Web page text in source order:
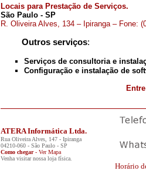
Locais para Prestação de Serviços.
São Paulo - SP
R. Oliveira Alves, 134 – Ipiranga – Fone:
Outros serviços:
Serviços de consultoria e
Configuração e instalação de
ATERA Informática Ltda.
Rua Oliveira Alves, 147 - Ipiranga
04210-060 - São Paulo - SP
Como chegar- Ver Mapa
Venha visitar nossa loja física.
Horário